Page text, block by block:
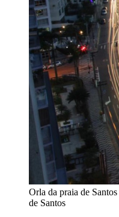
Orla da praia de Santos
de Santos